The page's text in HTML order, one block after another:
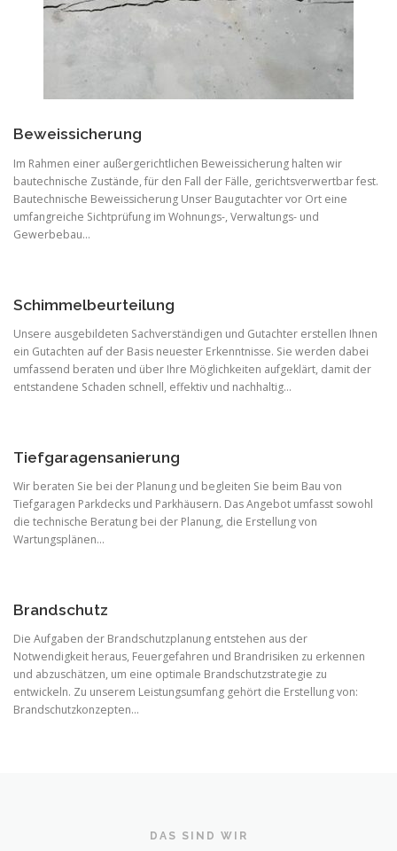
Beweissicherung
Im Rahmen einer außergerichtlichen Beweissicherung halten wir
bautechnische Zustände, für den Fall der Fälle, gerichtsverwertbar fest.
Bautechnische Beweissicherung Unser Baugutachter vor Ort eine
umfangreiche Sichtprüfung im Wohnungs-, Verwaltungs- und
Gewerbebau…
Schimmelbeurteilung
Unsere ausgebildeten Sachverständigen und Gutachter erstellen Ihnen
ein Gutachten auf der Basis neuester Erkenntnisse. Sie werden dabei
umfassend beraten und über Ihre Möglichkeiten aufgeklärt, damit der
entstandene Schaden schnell, effektiv und nachhaltig…
Tiefgaragensanierung
Wir beraten Sie bei der Planung und begleiten Sie beim Bau von
Tiefgaragen Parkdecks und Parkhäusern. Das Angebot umfasst sowohl
die technische Beratung bei der Planung, die Erstellung von
Wartungsplänen…
Brandschutz
Die Aufgaben der Brandschutzplanung entstehen aus der
Notwendigkeit heraus, Feuergefahren und Brandrisiken zu erkennen
und abzuschätzen, um eine optimale Brandschutzstrategie zu
entwickeln. Zu unserem Leistungsumfang gehört die Erstellung von:
Brandschutzkonzepten…
DAS SIND WIR